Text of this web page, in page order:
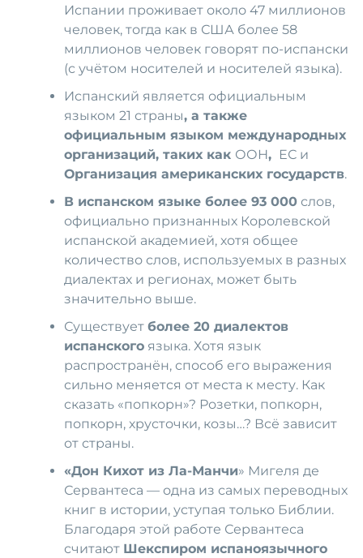
Испании проживает около 47 миллионов
человек, тогда как в США более 58
миллионов человек говорят по-испански
(с учётом носителей и носителей языка).
Испанский является официальным
языком 21 страны, а также
официальным языком международных
организаций, таких как ООН, ЕС и
Организация американских государств.
В испанском языке более 93 000 слов,
официально признанных Королевской
испанской академией, хотя общее
количество слов, используемых в разных
диалектах и регионах, может быть
значительно выше.
Существуетболее 20 диалектов
испанского языка. Хотя язык
распространён, способ его выражения
сильно меняется от места к месту. Как
сказать «попкорн»? Розетки, попкорн,
попкорн, хрусточки, козы…? Всё зависит
от страны.
«Дон Кихот из Ла-Манчи» Мигеля де
Сервантеса — одна из самых переводных
книг в истории, уступая только Библии.
Благодаря этой работе Сервантеса
считают Шекспиром испаноязычного